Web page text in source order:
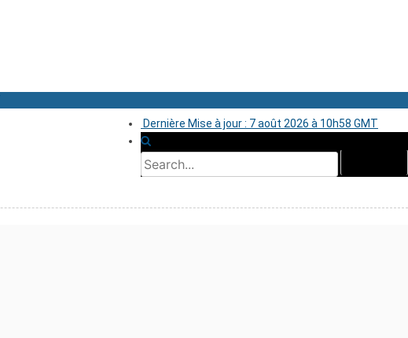
Dernière Mise à jour : 7 août 2026 à 10h58 GMT